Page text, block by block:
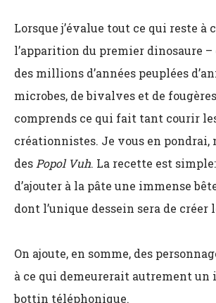
Lorsque j’évalue tout ce qui reste à
l’apparition du premier dinosaure
des millions d’années peuplées
microbes, de bivalves et de
comprends ce qui fait tant courir
créationnistes. Je vous en pondrai,
des Popol Vuh. La recette est
d’ajouter à la pâte une immense
dont l’unique dessein sera de créer
On ajoute, en somme, des
à ce qui demeurerait autrement un
bottin téléphonique.